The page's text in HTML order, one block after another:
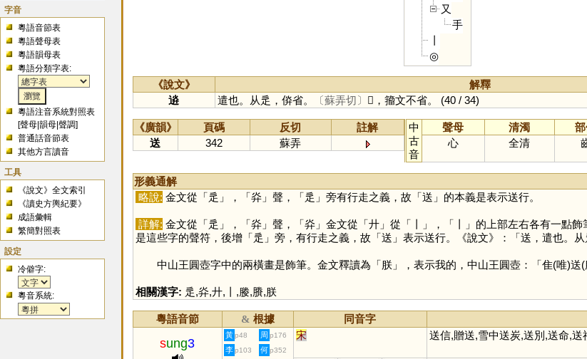
字音
粵語音節表
粵語聲母表
粵語韻母表
粵語分類字表:
粵語注音系統對照表
[聲母 |韻母 |聲調]
普通話音節表
其他方言讀音
工具
《說文》全文索引
《讀史方輿紀要》
成語彙輯
繁簡對照表
設定
冷僻字:
粵音系統:
又
手
◎
《說文》 解釋
䢠
遣也。从辵，㑞省。 〔蘇弄切〕 𨕩，籀文不省。 (40 / 34)
《廣韻》 頁碼 反切
註解
送
342 蘇弄
中
古
音
聲母 清濁
心
全清
形義通解
略說: 金文從「辵 」，「灷」聲，「辵 」旁有行走之義，故「送 」的本義是表示送行。
詳解: 金文從「辵 」，「灷」聲，「灷」金文從「廾」從「 」，「 」的上部左右各有一點
是這些字的聲符，後增「辵 」旁，有行走之義，故「送 」表示送行。《說文》：「送，遣也。从
中山王圓壺字中的兩橫畫是飾筆。金文釋讀為「朕」，表示我的，中山王圓壺：「隹(唯)送
相關漢字: 辵,灷,廾, ,媵,賸,朕
粵語音節 & 根據 同音字
sung3
黃 p48 周 p176 宋 送信,贈送,雪中送炭,送別,送命,
李 p103 何 p352